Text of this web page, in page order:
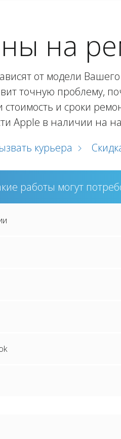
на
от модели
точную проблему,
стоимость и сроки
Apple в наличии на
курьера
работы могут